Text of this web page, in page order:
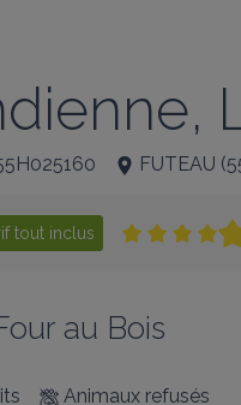
FUTEAU (
tout inclus
au Bois
Animaux refusés